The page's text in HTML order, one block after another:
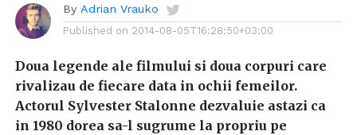
By Adrian Vrauko
Published on 2014-08-05T16:28:50+03:00
Doua legende ale filmului si doua corpuri care
rivalizau de fiecare data in ochii femeilor.
Actorul Sylvester Stalonne dezvaluie astazi ca
in 1980 dorea sa-l sugrume la propriu pe